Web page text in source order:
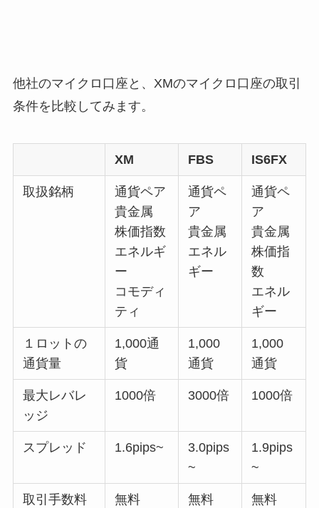
他社のマイクロ口座と、XMのマイクロ口座の取引
条件を比較してみます。
XM FBS IS6FX
取扱銘柄
通貨ペア
貴金属
株価指数
エネルギ
ー
コモディ
ティ
通貨ペ
ア
貴金属
エネル
ギー
通貨ペ
ア
貴金属
株価指
数
エネル
ギー
１ロットの
通貨量
1,000通
貨
1,000
通貨
1,000
通貨
最大レバレ
ッジ
1000倍 3000倍 1000倍
スプレッド 1.6pips~
3.0pips
~
1.9pips
~
取引手数料 無料 無料 無料